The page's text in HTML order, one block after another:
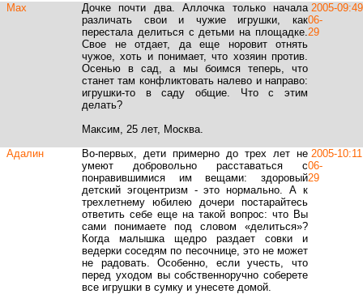
Max
Дочке почти два. Аллочка только начала
различать свои и чужие игрушки, как
перестала делиться с детьми на площадке.
Свое не отдает, да еще норовит отнять
чужое, хоть и понимает, что хозяин против.
Осенью в сад, а мы боимся теперь, что
станет там конфликтовать налево и направо:
игрушки-то в саду общие. Что с этим
делать?
Максим, 25 лет, Москва.
2005-
06-
29
Адалин
Во-первых, дети примерно до трех лет не
умеют добровольно расставаться с
понравившимися им вещами: здоровый
детский эгоцентризм - это нормально. А к
трехлетнему юбилею дочери постарайтесь
ответить себе еще на такой вопрос: что Вы
сами понимаете под словом «делиться»?
Когда малышка щедро раздает совки и
ведерки соседям по песочнице, это не может
не радовать. Особенно, если учесть, что
перед уходом вы собственноручно соберете
все игрушки в сумку и унесете домой.
2005-
06-
29